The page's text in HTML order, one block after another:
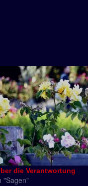
die Verantwortung
"Sagen"